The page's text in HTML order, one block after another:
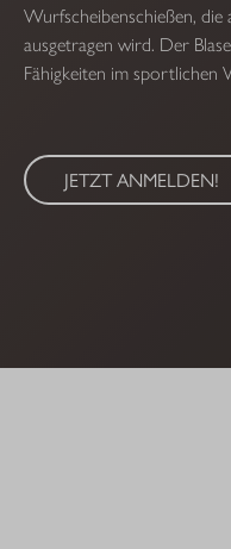
Wurfscheibenschießen,
ausgetragen wird. Der
Fähigkeiten im sportlichen
JETZT ANMELDEN!